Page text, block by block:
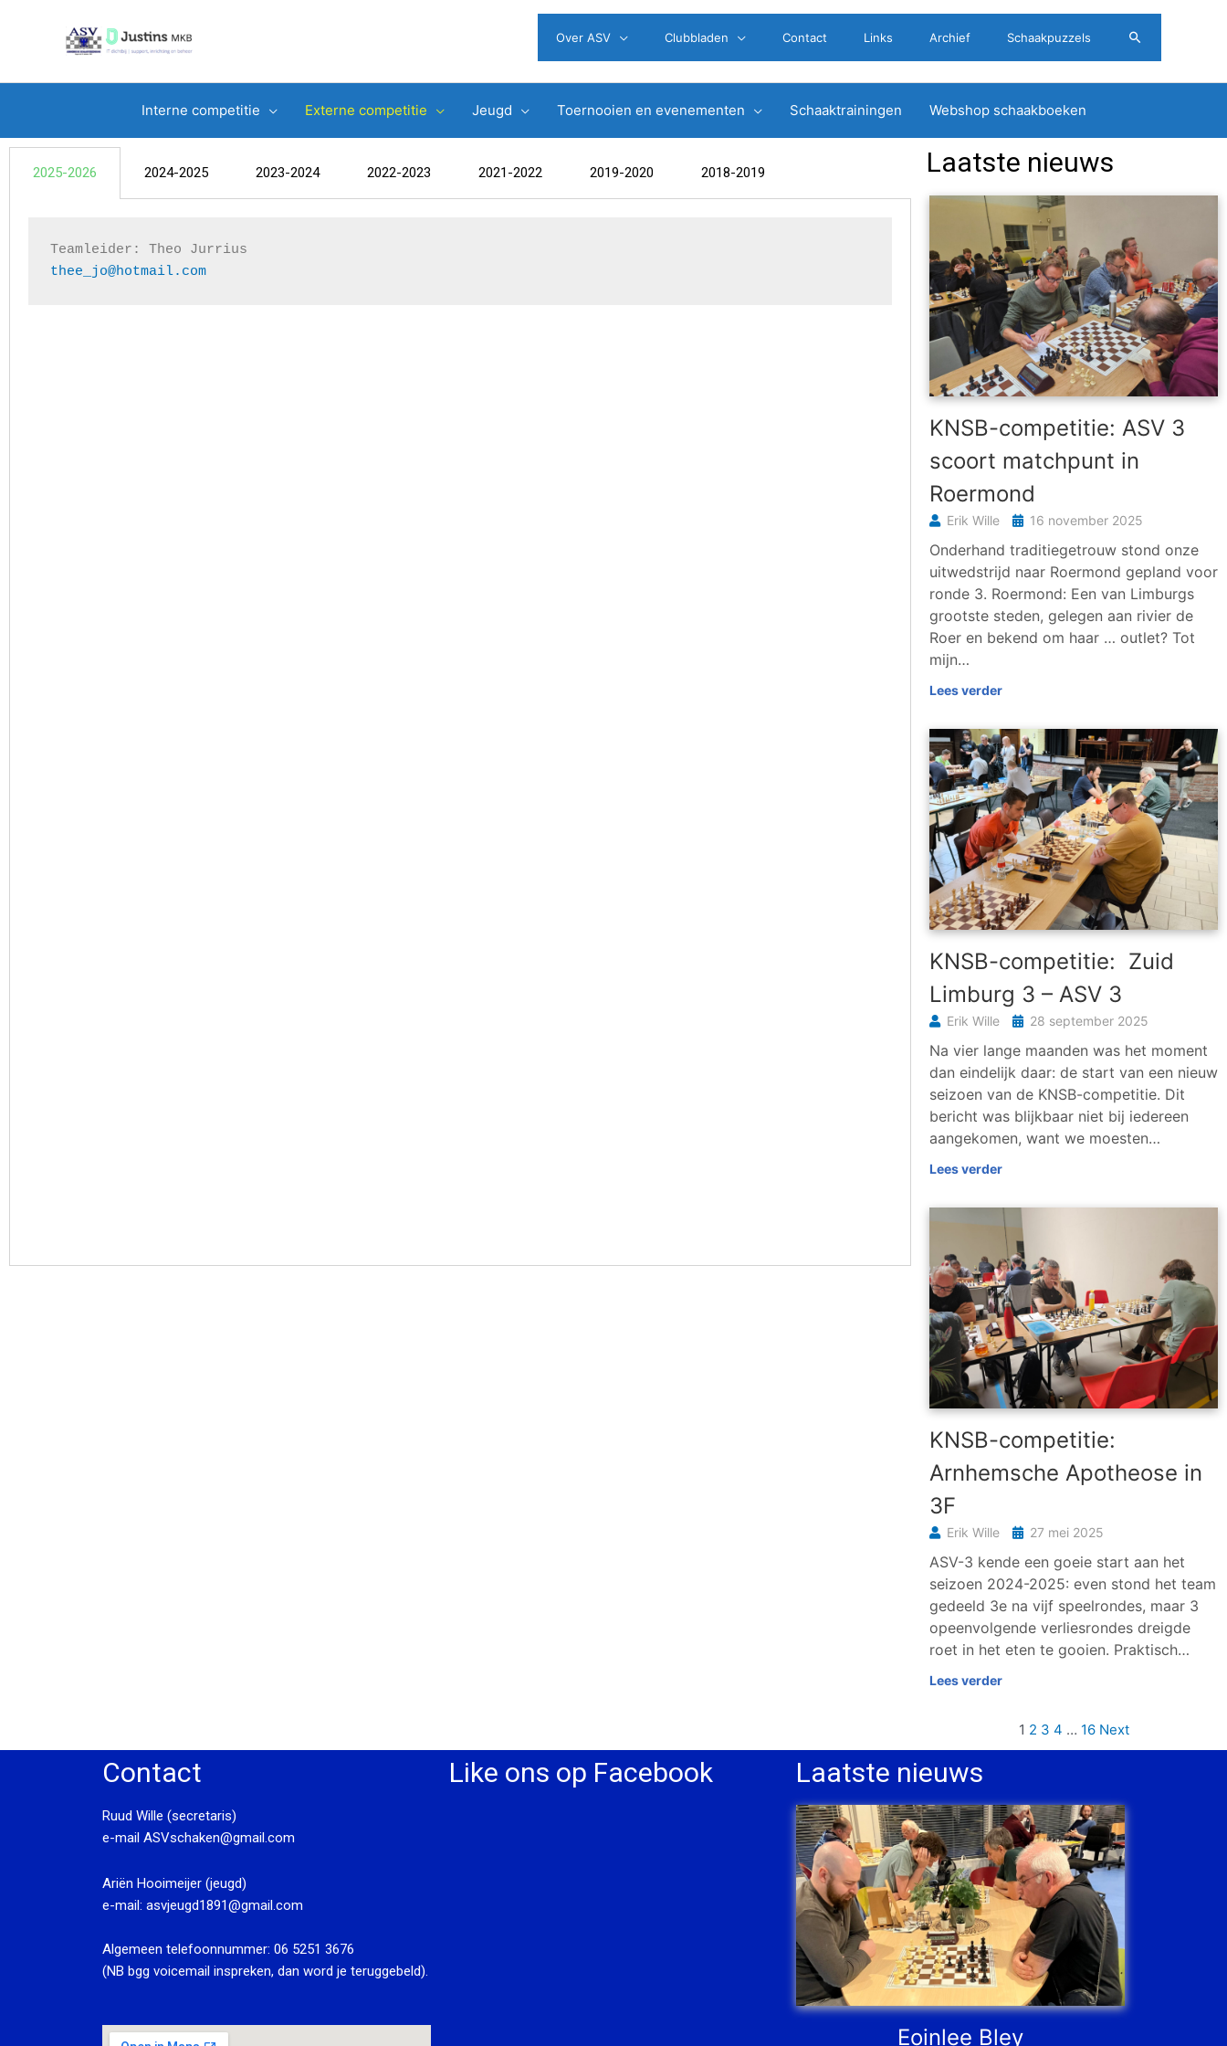
Over ASV Clubbladen Contact Links Archief Schaakpuzzels Zoeken
Interne competitie Externe competitie Jeugd Toernooien en evenementen Schaaktrainingen Webshop schaakboeken
2025-2026 2024-2025 2023-2024 2022-2023 2021-2022 2019-2020 2018-2019
Teamleider: Theo Jurrius
thee_jo@hotmail.com
Laatste nieuws
KNSB-competitie: ASV 3
scoort matchpunt in
Roermond
Erik Wille 16 november 2025
Onderhand traditiegetrouw stond onze
uitwedstrijd naar Roermond gepland voor
ronde 3. Roermond: Een van Limburgs
grootste steden, gelegen aan rivier de
Roer en bekend om haar … outlet? Tot
mijn…
Lees verder
KNSB-competitie: Zuid
Limburg 3 – ASV 3
Erik Wille 28 september 2025
Na vier lange maanden was het moment
dan eindelijk daar: de start van een nieuw
seizoen van de KNSB-competitie. Dit
bericht was blijkbaar niet bij iedereen
aangekomen, want we moesten…
Lees verder
KNSB-competitie:
Arnhemsche Apotheose in
3F
Erik Wille 27 mei 2025
ASV-3 kende een goeie start aan het
seizoen 2024-2025: even stond het team
gedeeld 3e na vijf speelrondes, maar 3
opeenvolgende verliesrondes dreigde
roet in het eten te gooien. Praktisch…
Lees verder
1 2 3 4 … 16 Next
Contact
Ruud Wille (secretaris)
e-mail ASVschaken@gmail.com
Ariën Hooimeijer (jeugd)
e-mail: asvjeugd1891@gmail.com
Algemeen telefoonnummer: 06 5251 3676
(NB bgg voicemail inspreken, dan word je teruggebeld).
Like ons op Facebook Laatste nieuws
Eoinlee Bley